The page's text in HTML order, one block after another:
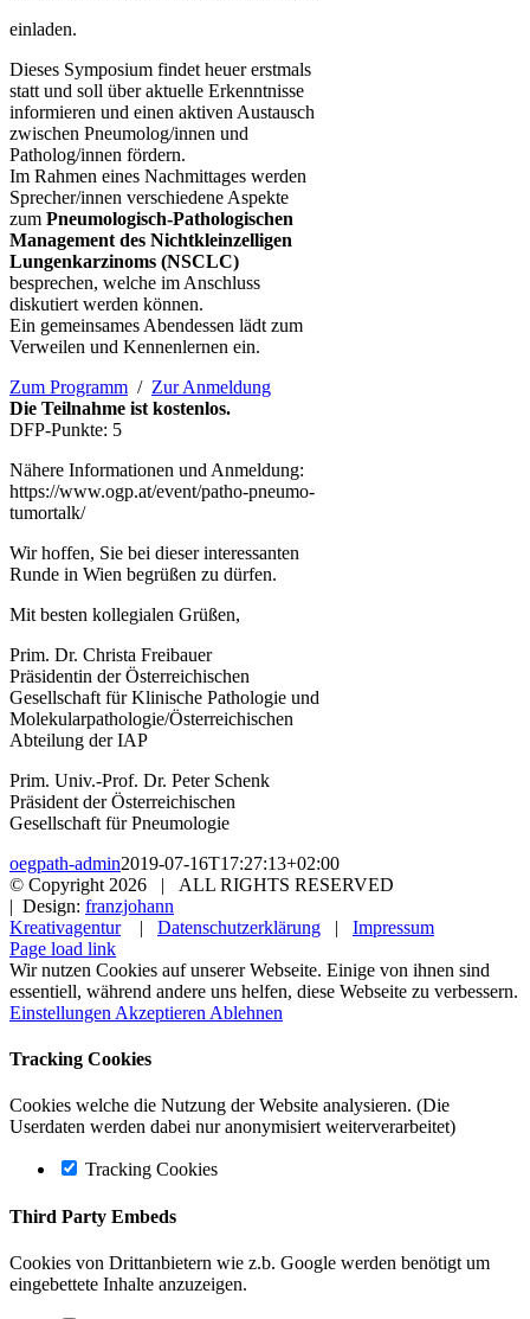
einladen.
Dieses Symposium findet heuer erstmals
statt und soll über aktuelle Erkenntnisse
informieren und einen aktiven Austausch
zwischen Pneumolog/innen und
Patholog/innen fördern.
Im Rahmen eines Nachmittages werden
Sprecher/innen verschiedene Aspekte
zum Pneumologisch-Pathologischen
Management des Nichtkleinzelligen
Lungenkarzinoms (NSCLC)
besprechen, welche im Anschluss
diskutiert werden können.
Ein gemeinsames Abendessen lädt zum
Verweilen und Kennenlernen ein.
Zum Programm / Zur Anmeldung
Die Teilnahme ist kostenlos.
DFP-Punkte: 5
Nähere Informationen und Anmeldung:
https://www.ogp.at/event/patho-pneumo-
tumortalk/
Wir hoffen, Sie bei dieser interessanten
Runde in Wien begrüßen zu dürfen.
Mit besten kollegialen Grüßen,
Prim. Dr. Christa Freibauer
Präsidentin der Österreichischen
Gesellschaft für Klinische Pathologie und
Molekularpathologie/Österreichischen
Abteilung der IAP
Prim. Univ.-Prof. Dr. Peter Schenk
Präsident der Österreichischen
Gesellschaft für Pneumologie
oegpath-admin2019-07-16T17:27:13+02:00
© Copyright 2026 | ALL RIGHTS RESERVED
| Design: franzjohann
Kreativagentur| Datenschutzerklärung | Impressum
Page load link
Wir nutzen Cookies auf unserer Webseite. Einige von ihnen sind
essentiell, während andere uns helfen, diese Webseite zu verbessern.
Einstellungen Akzeptieren Ablehnen
Tracking Cookies
Cookies welche die Nutzung der Website analysieren. (Die
Userdaten werden dabei nur anonymisiert weiterverarbeitet)
Tracking Cookies
Third Party Embeds
Cookies von Drittanbietern wie z.b. Google werden benötigt um
eingebettete Inhalte anzuzeigen.